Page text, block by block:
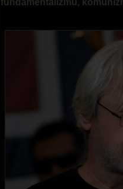
fundamentalizmu,